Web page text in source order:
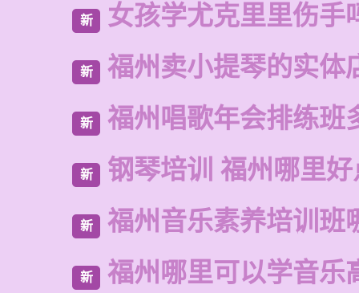
新 女孩学尤克里里伤手
新 福州卖小提琴的实体
新 福州唱歌年会排练班
新 钢琴培训 福州哪里
新 福州音乐素养培训班
新 福州哪里可以学音乐